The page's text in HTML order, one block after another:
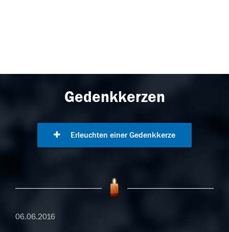
Gedenkkerzen
Erleuchten einer Gedenkkerze
06.06.2016